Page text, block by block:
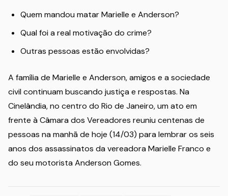
Quem mandou matar Marielle e Anderson?
Qual foi a real motivação do crime?
Outras pessoas estão envolvidas?
A família de Marielle e Anderson, amigos e a sociedade
civil continuam buscando justiça e respostas. Na
Cinelândia, no centro do Rio de Janeiro, um ato em
frente à Câmara dos Vereadores reuniu centenas de
pessoas na manhã de hoje (14/03) para lembrar os seis
anos dos assassinatos da vereadora Marielle Franco e
do seu motorista Anderson Gomes.